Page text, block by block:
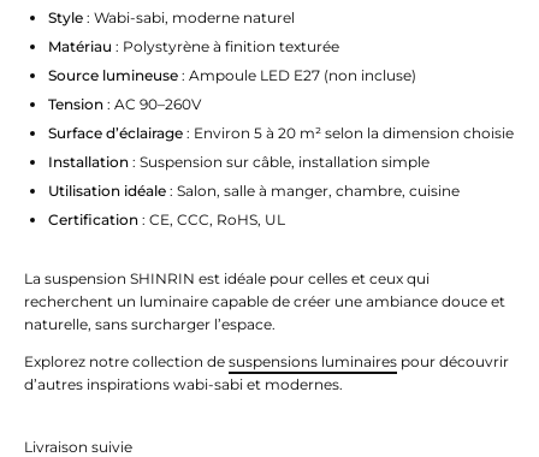
Style : Wabi-sabi, moderne naturel
Matériau : Polystyrène à finition texturée
Source lumineuse : Ampoule LED E27 (non incluse)
Tension : AC 90–260V
Surface d’éclairage : Environ 5 à 20 m² selon la dimension choisie
Installation : Suspension sur câble, installation simple
Utilisation idéale : Salon, salle à manger, chambre, cuisine
Certification : CE, CCC, RoHS, UL
La suspension SHINRIN est idéale pour celles et ceux qui
recherchent un luminaire capable de créer une ambiance douce et
naturelle, sans surcharger l’espace.
Explorez notre collection de suspensions luminaires pour découvrir
d’autres inspirations wabi-sabi et modernes.
Livraison suivie